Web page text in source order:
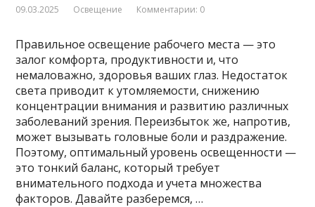
09.03.2025 Освещение Комментарии: 0
Правильное освещение рабочего места — это
залог комфорта, продуктивности и, что
немаловажно, здоровья ваших глаз. Недостаток
света приводит к утомляемости, снижению
концентрации внимания и развитию различных
заболеваний зрения. Переизбыток же, напротив,
может вызывать головные боли и раздражение.
Поэтому, оптимальный уровень освещенности —
это тонкий баланс, который требует
внимательного подхода и учета множества
факторов. Давайте разберемся, …